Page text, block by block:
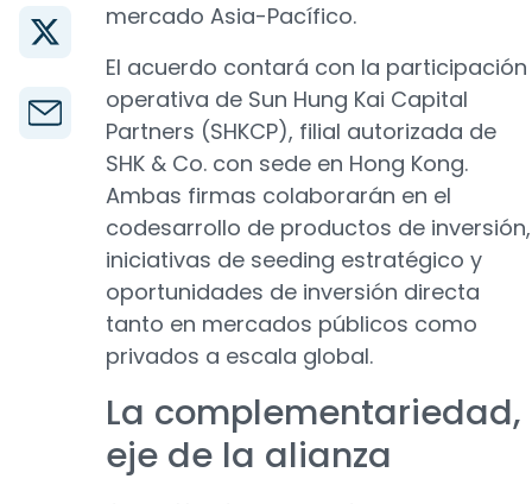
mercado Asia-Pacífico.
El acuerdo contará con la participación
operativa de Sun Hung Kai Capital
Partners (SHKCP), filial autorizada de
SHK & Co. con sede en Hong Kong.
Ambas firmas colaborarán en el
codesarrollo de productos de inversión,
iniciativas de seeding estratégico y
oportunidades de inversión directa
tanto en mercados públicos como
privados a escala global.
La complementariedad,
eje de la alianza